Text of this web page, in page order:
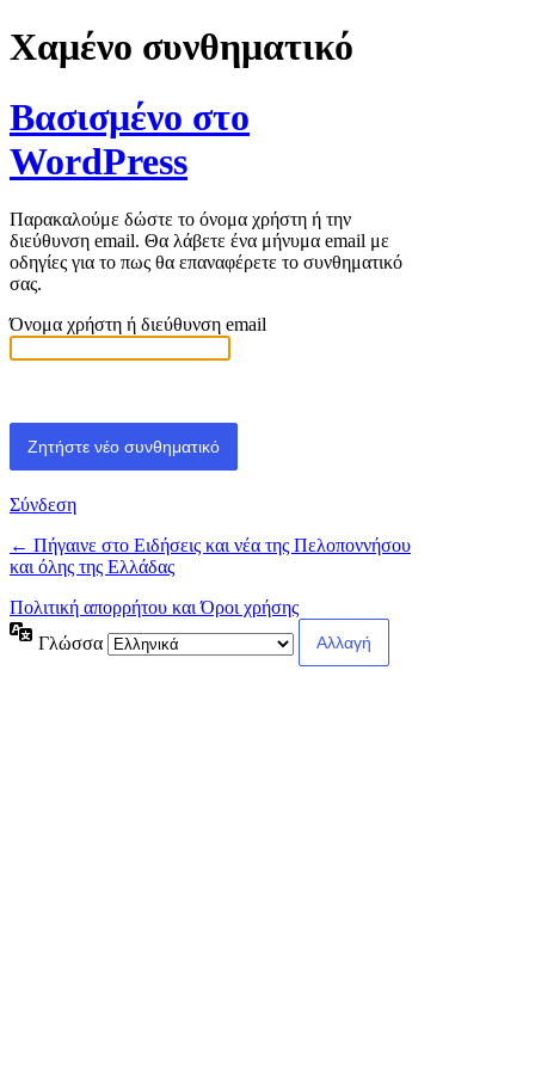
Χαμένο συνθηματικό
Βασισμένο στο
WordPress
Παρακαλούμε δώστε το όνομα χρήστη ή την
διεύθυνση email. Θα λάβετε ένα μήνυμα email με
οδηγίες για το πως θα επαναφέρετε το συνθηματικό
σας.
Όνομα χρήστη ή διεύθυνση email
Σύνδεση
← Πήγαινε στο Ειδήσεις και νέα της Πελοποννήσου
και όλης της Ελλάδας
Πολιτική απορρήτου και Όροι χρήσης
Γλώσσα